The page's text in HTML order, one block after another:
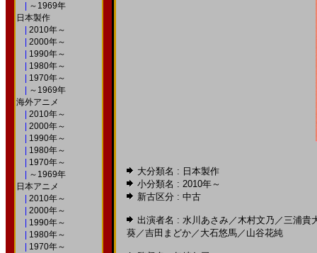
～1969年
日本製作
2010年～
2000年～
1990年～
1980年～
1970年～
～1969年
海外アニメ
2010年～
2000年～
1990年～
1980年～
1970年～
～1969年
日本アニメ
2010年～
2000年～
1990年～
1980年～
1970年～
大分類名 : 日本製作
小分類名 : 2010年～
新古区分 : 中古
出演者名 : 水川あさみ／木村文乃 ／三浦貴
葵／吉田まどか／ 大石悠馬／ 山谷花純